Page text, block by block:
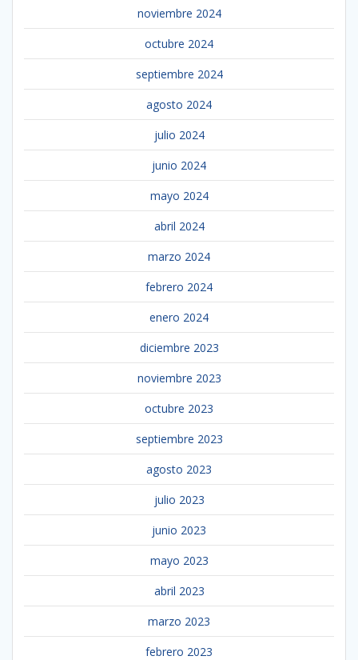
noviembre 2024
octubre 2024
septiembre 2024
agosto 2024
julio 2024
junio 2024
mayo 2024
abril 2024
marzo 2024
febrero 2024
enero 2024
diciembre 2023
noviembre 2023
octubre 2023
septiembre 2023
agosto 2023
julio 2023
junio 2023
mayo 2023
abril 2023
marzo 2023
febrero 2023